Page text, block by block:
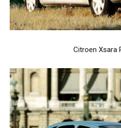
Citroen Xsara